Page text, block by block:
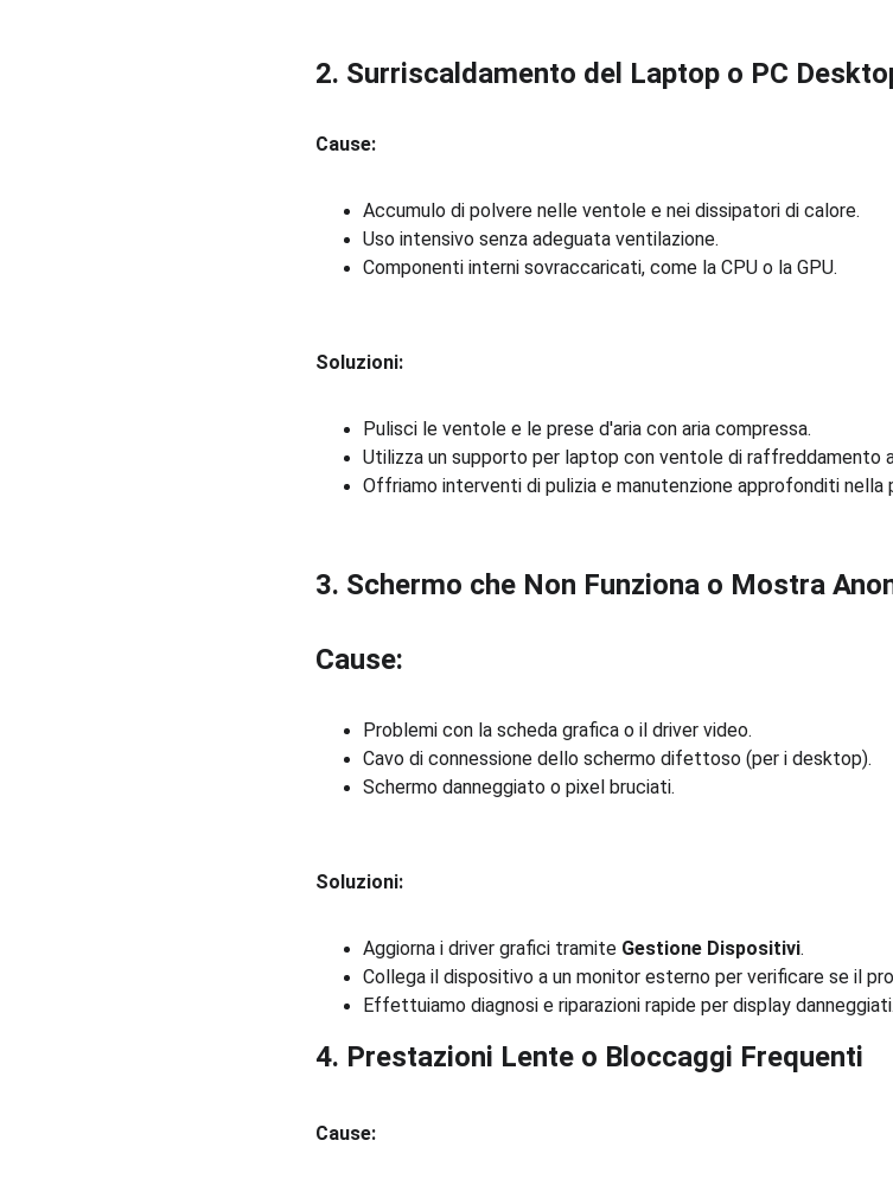
2. Surriscaldamento del Laptop o PC
Cause:
Accumulo di polvere nelle ventole e nei dissipatori di calore.
Uso intensivo senza adeguata ventilazione.
Componenti interni sovraccaricati, come la CPU o la GPU.
Soluzioni:
Pulisci le ventole e le prese d'aria con aria compressa.
Utilizza un supporto per laptop con ventole di raffreddamento
Offriamo interventi di pulizia e manutenzione approfonditi nella
3. Schermo che Non Funziona o Mostra
Cause:
Problemi con la scheda grafica o il driver video.
Cavo di connessione dello schermo difettoso (per i desktop).
Schermo danneggiato o pixel bruciati.
Soluzioni:
Aggiorna i driver grafici tramite Gestione Dispositivi.
Collega il dispositivo a un monitor esterno per verificare se il
Effettuiamo diagnosi e riparazioni rapide per display danneggiati.
4. Prestazioni Lente o Bloccaggi Frequenti
Cause: